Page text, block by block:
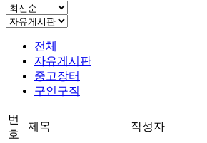
전체
자유게시판
중고장터
구인구직
번
호
제목 작성자